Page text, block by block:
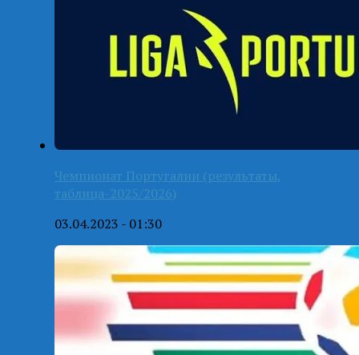
Чемпионат Португалии (результаты,
таблица-2025/2026)
03.04.2023 - 01:30